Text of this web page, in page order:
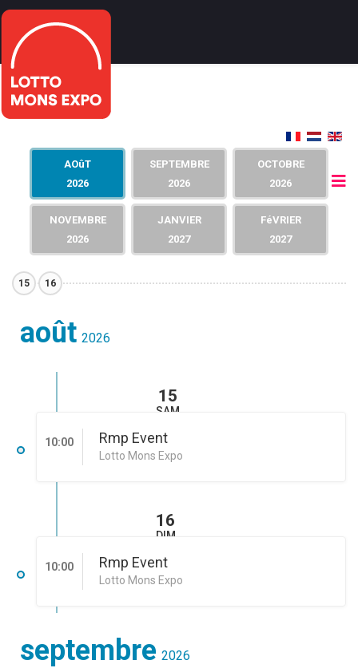
AOûT
2026
SEPTEMBRE
2026
OCTOBRE
2026
NOVEMBRE
2026
JANVIER
2027
FéVRIER
2027
15 16
août 2026
15
SAM
10:00 Rmp Event
Lotto Mons Expo
16
DIM
10:00 Rmp Event
Lotto Mons Expo
septembre 2026